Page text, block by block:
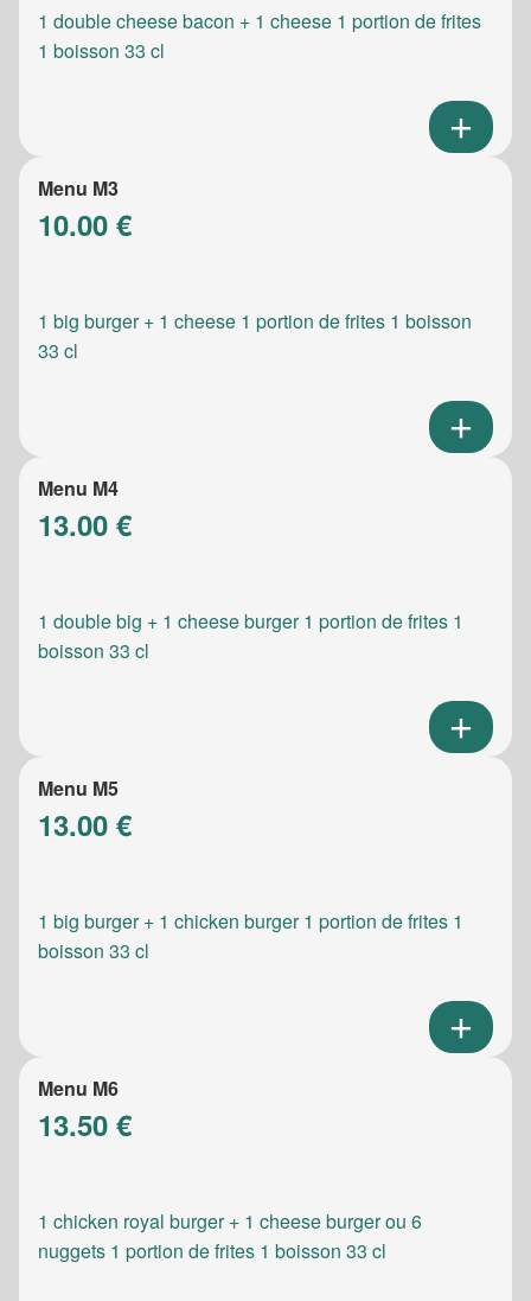
1 double cheese bacon + 1 cheese 1 portion de frites
1 boisson 33 cl
Menu M3
10.00 €
1 big burger + 1 cheese 1 portion de frites 1 boisson
33 cl
Menu M4
13.00 €
1 double big + 1 cheese burger 1 portion de frites 1
boisson 33 cl
Menu M5
13.00 €
1 big burger + 1 chicken burger 1 portion de frites 1
boisson 33 cl
Menu M6
13.50 €
1 chicken royal burger + 1 cheese burger ou 6
nuggets 1 portion de frites 1 boisson 33 cl